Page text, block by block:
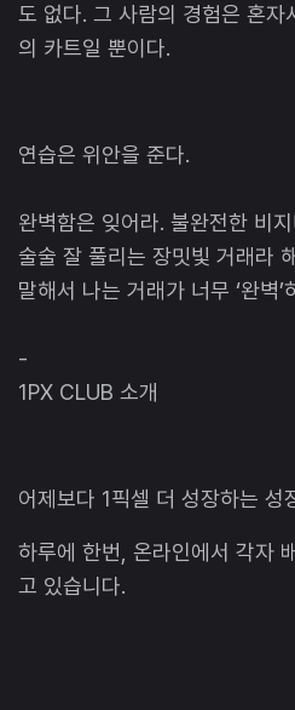
도 없다. 그 사람의 경험은 혼자
의 카트일 뿐이다.
연습은 위안을 준다.
완벽함은 잊어라. 불완전한 비
술술 잘 풀리는 장밋빛 거래라
말해서 나는 거래가 너무 ‘완벽
-
1PX CLUB 소개
어제보다 1픽셀 더 성장하는 성
하루에 한번, 온라인에서 각자
고 있습니다.